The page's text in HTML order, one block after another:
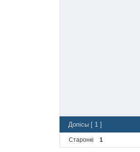
Допісы [ 1 ]
Старонкі 1